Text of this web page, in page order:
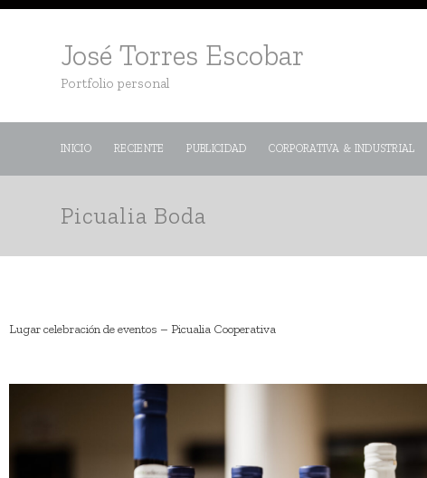
José Torres Escobar
Portfolio personal
INICIO RECIENTE PUBLICIDAD CORPORATIVA & INDUSTRIAL
Picualia Boda
Lugar celebración de eventos – Picualia Cooperativa